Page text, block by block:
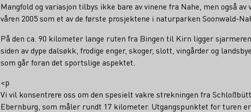
Mangfold og variasjon tilbys ikke bare av vinene fra Nahe, men også
våren 2005 som et av de første prosjektene i naturparken Soonwald-
På den ca. 90 kilometer lange ruten fra Bingen til Kirn ligger
siden av dype dalsøkk, frodige enger, skoger, slott, vingårder og
som går foran det sportslige aspektet.
<p
Vi vil konsentrere oss om den spesielt vakre strekningen fra
Ebernburg, som måler rundt 17 kilometer. Utgangspunktet for turen